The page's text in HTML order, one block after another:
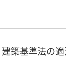
築基準法の